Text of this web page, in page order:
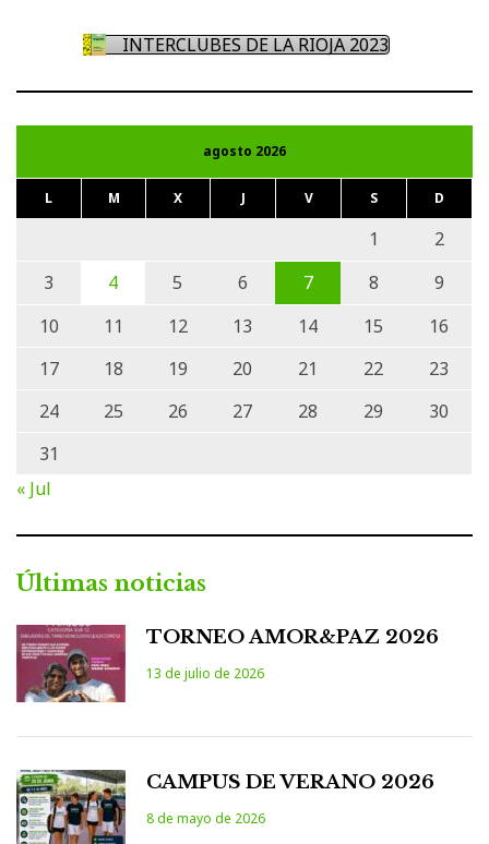
INTERCLUBES DE LA RIOJA 2023
agosto 2026
L M X J V S D
1
2
3
4 5 6 7 8
9
10
11 12 13 14 15
16
17
18 19 20 21 22
23
24
25 26 27 28 29
30
31
« Jul
Últimas noticias
TORNEO AMOR&PAZ 2026
13 de julio de 2026
CAMPUS DE VERANO 2026
8 de mayo de 2026